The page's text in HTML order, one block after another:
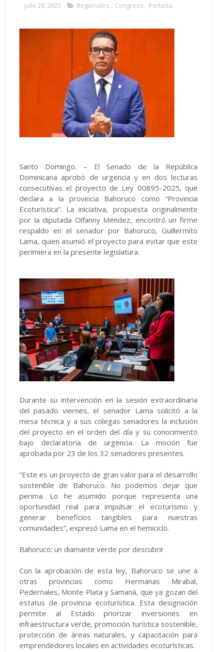
julio 28, 2025 Regionales., Congreso., Portada.
Santo Domingo. – El Senado de la República
Dominicana aprobó de urgencia y en dos lecturas
consecutivas el proyecto de Ley 00895-2025, que
declara a la provincia Bahoruco como “Provincia
Ecoturística”. La iniciativa, propuesta originalmente
por la diputada Olfanny Méndez, encontró un firme
respaldo en el senador por Bahoruco, Guillermito
Lama, quien asumió el proyecto para evitar que este
perimiera en la presente legislatura.
Durante su intervención en la sesión extraordinaria
del pasado viernes, el senador Lama solicitó a la
mesa técnica y a sus colegas senadores la inclusión
del proyecto en el orden del día y su conocimiento
bajo declaratoria de urgencia. La moción fue
aprobada por 23 de los 32 senadores presentes.
“Este es un proyecto de gran valor para el desarrollo
sostenible de Bahoruco. No podemos dejar que
perima. Lo he asumido porque representa una
oportunidad real para impulsar el ecoturismo y
generar beneficios tangibles para nuestras
comunidades”, expresó Lama en el hemiciclo.
Bahoruco: un diamante verde por descubrir
Con la aprobación de esta ley, Bahoruco se une a
otras provincias como Hermanas Mirabal,
Pedernales, Monte Plata y Samaná, que ya gozan del
estatus de provincia ecoturística. Esta designación
permite al Estado priorizar inversiones en
infraestructura verde, promoción turística sostenible,
protección de áreas naturales, y capacitación para
emprendedores locales en actividades ecoturísticas.